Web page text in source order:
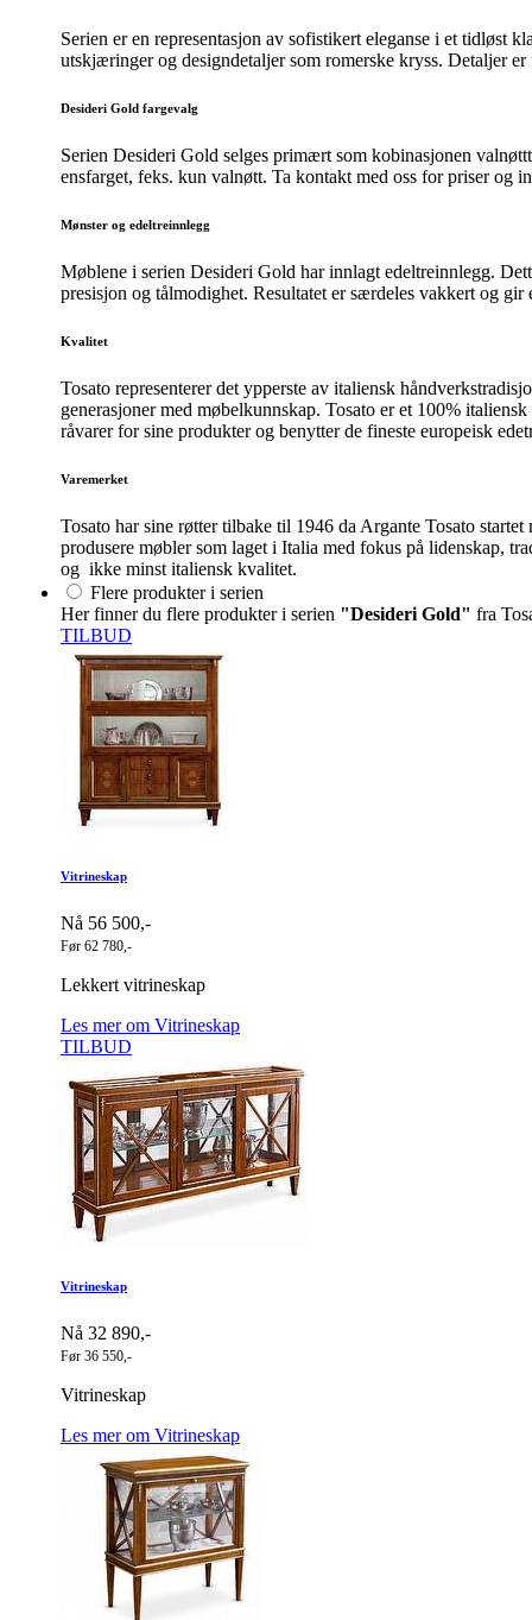
Serien er en representasjon av sofistikert eleganse i et tidløst
utskjæringer og designdetaljer som romerske kryss. Detaljer
Desideri Gold fargevalg
Serien Desideri Gold selges primært som kobinasjonen
ensfarget, feks. kun valnøtt. Ta kontakt med oss for priser og
Mønster og edeltreinnlegg
Møblene i serien Desideri Gold har innlagt edeltreinnlegg.
presisjon og tålmodighet. Resultatet er særdeles vakkert og
Kvalitet
Tosato representerer det ypperste av italiensk
generasjoner med møbelkunnskap. Tosato er et 100%
råvarer for sine produkter og benytter de fineste europeisk
Varemerket
Tosato har sine røtter tilbake til 1946 da Argante Tosato
produsere møbler som laget i Italia med fokus på lidenskap,
og ikke minst italiensk kvalitet.
Flere produkter i serien
Her finner du flere produkter i serien "Desideri Gold" fra
TILBUD
Vitrineskap
Nå 56 500,-
Før 62 780,-
Lekkert vitrineskap
Les mer om Vitrineskap
TILBUD
Vitrineskap
Nå 32 890,-
Før 36 550,-
Vitrineskap
Les mer om Vitrineskap